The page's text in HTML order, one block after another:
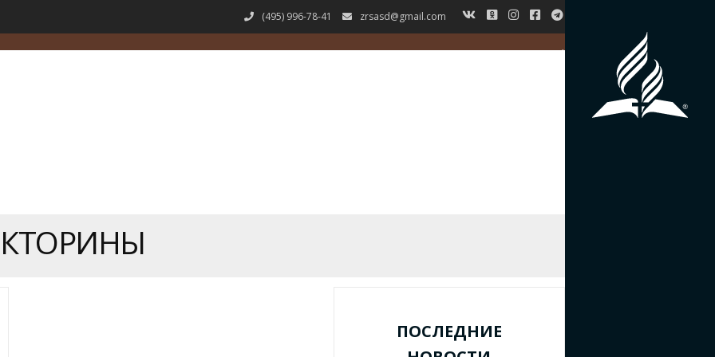
(495) 996-78-41 zrsasd@gmail.com
ПОСЛЕДНИЕ